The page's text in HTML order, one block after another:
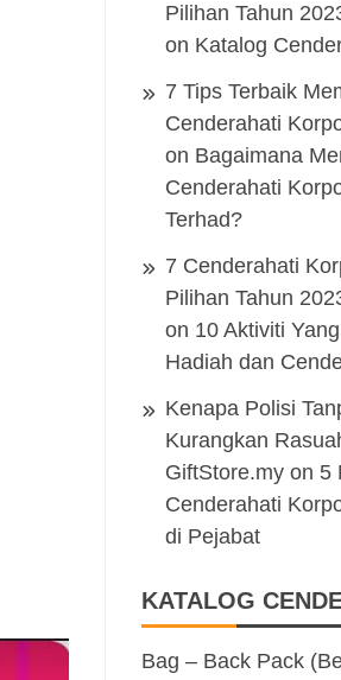
Pilihan Tahun
on Katalog
7 Tips Terbaik
Cenderahati
on Bagaimana
Cenderahati
Terhad?
7 Cenderahati
Pilihan Tahun
on 10 Aktiviti
Hadiah dan
Kenapa Polisi
Kurangkan
GiftStore.my on 5
Cenderahati
di Pejabat
KATALOG
Bag – Back Pack